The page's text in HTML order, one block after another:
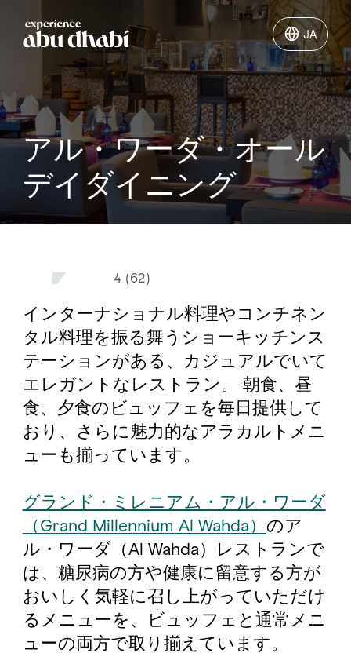
JA
JA
やるべきこと
どこへ行こうか
旅行の計画
アル・ワーダ・オール
デイダイニング
4 (62)
インターナショナル料理やコンチネン
タル料理を振る舞うショーキッチンス
テーションがある、カジュアルでいて
エレガントなレストラン。 朝食、昼
食、夕食のビュッフェを毎日提供して
おり、さらに魅力的なアラカルトメニ
ューも揃っています。
グランド・ミレニアム・アル・ワーダ
（Grand Millennium Al Wahda） のア
ル・ワーダ（Al Wahda）レストランで
は、糖尿病の方や健康に留意する方が
おいしく気軽に召し上がっていただけ
るメニューを、ビュッフェと通常メニ
ューの両方で取り揃えています。